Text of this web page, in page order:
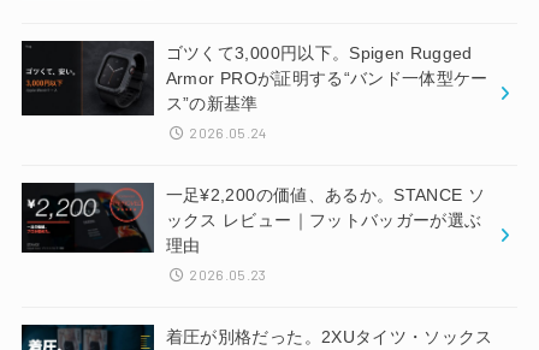
ゴツくて3,000円以下。Spigen Rugged
Armor PROが証明する“バンド一体型ケー
ス”の新基準
2026.05.24
一足¥2,200の価値、あるか。STANCE ソ
ックス レビュー｜フットバッガーが選ぶ
理由
2026.05.23
着圧が別格だった。2XUタイツ・ソックス